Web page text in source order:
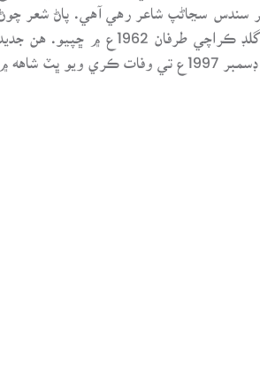
سندس سڃاڻپ شاعر رهي آهي. پاڻ شعر چوڻ
توڙي قديم شاعريءَ جي سڀني صنفن تي لکيو آهي. مڃتا طور ملڪ جو اعليٰ ادبي ايوارڊ هلال امتياز کيس ڏنو ويو28 ڊسمبر 1997ع تي وفات ڪري ويو ڀٽ شاهه ۾